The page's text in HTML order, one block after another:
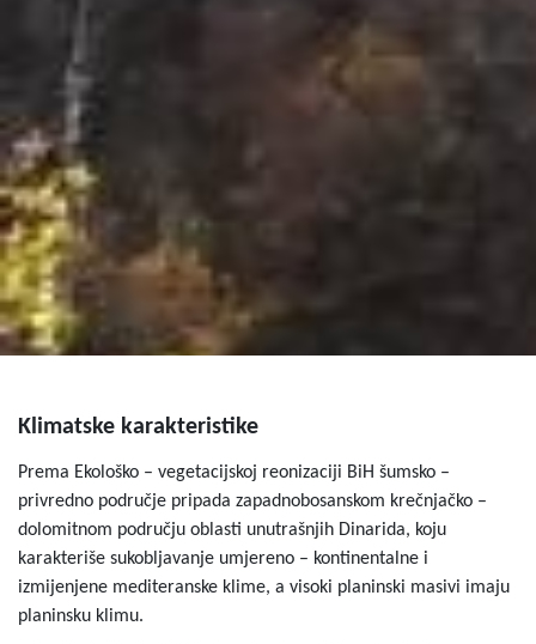
Klimatske karakteristike
Prema Ekološko – vegetacijskoj reonizaciji BiH šumsko –
privredno područje pripada zapadnobosanskom krečnjačko –
dolomitnom području oblasti unutrašnjih Dinarida, koju
karakteriše sukobljavanje umjereno – kontinentalne i
izmijenjene mediteranske klime, a visoki planinski masivi imaju
planinsku klimu.